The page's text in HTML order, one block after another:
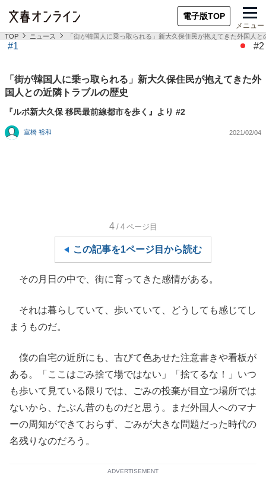
電子版TOP
メニュー
TOP ニュース 「街が韓国人に乗っ取られる」新大久保住民が抱えてきた外国人
#1 #2
「街が韓国人に乗っ取られる」新大久保住民が抱えてきた外
国人との近隣トラブルの歴史
『ルポ新大久保 移民最前線都市を歩く』より #2
室橋 裕和 2021/02/04
4 /4 ページ目
この記事を1ページ目から読む
その月日の中で、街に育ってきた感情がある。
それは暮らしていて、歩いていて、どうしても感じてし
まうものだ。
僕の自宅の近所にも、古びて色あせた注意書きや看板が
ある。「ここはごみ捨て場ではない」「捨てるな！」いつ
も歩いて見ている限りでは、ごみの投棄が目立つ場所では
ないから、たぶん昔のものだと思う。まだ外国人へのマナ
ーの周知ができておらず、ごみが大きな問題だった時代の
名残りなのだろう。
ADVERTISEMENT